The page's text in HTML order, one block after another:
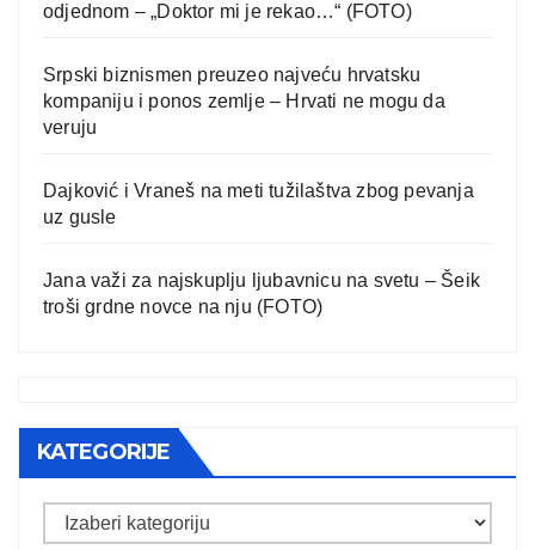
odjednom – „Doktor mi je rekao…“ (FOTO)
Srpski biznismen preuzeo najveću hrvatsku
kompaniju i ponos zemlje – Hrvati ne mogu da
veruju
Dajković i Vraneš na meti tužilaštva zbog pevanja
uz gusle
Jana važi za najskuplju ljubavnicu na svetu – Šeik
troši grdne novce na nju (FOTO)
KATEGORIJE
Kategorije